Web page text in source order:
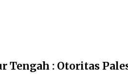
Tengah : Otoritas